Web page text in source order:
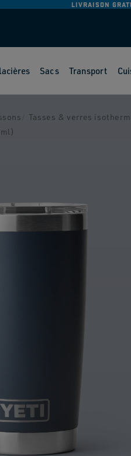
LIVRAISON
Sacs Transport
Tasses & verres